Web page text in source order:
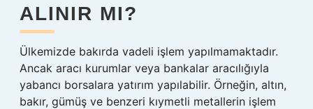
ALINIR MI?
Ülkemizde bakırda vadeli işlem yapılmamaktadır.
Ancak aracı kurumlar veya bankalar aracılığıyla
yabancı borsalara yatırım yapılabilir. Örneğin, altın,
bakır, gümüş ve benzeri kıymetli metallerin işlem